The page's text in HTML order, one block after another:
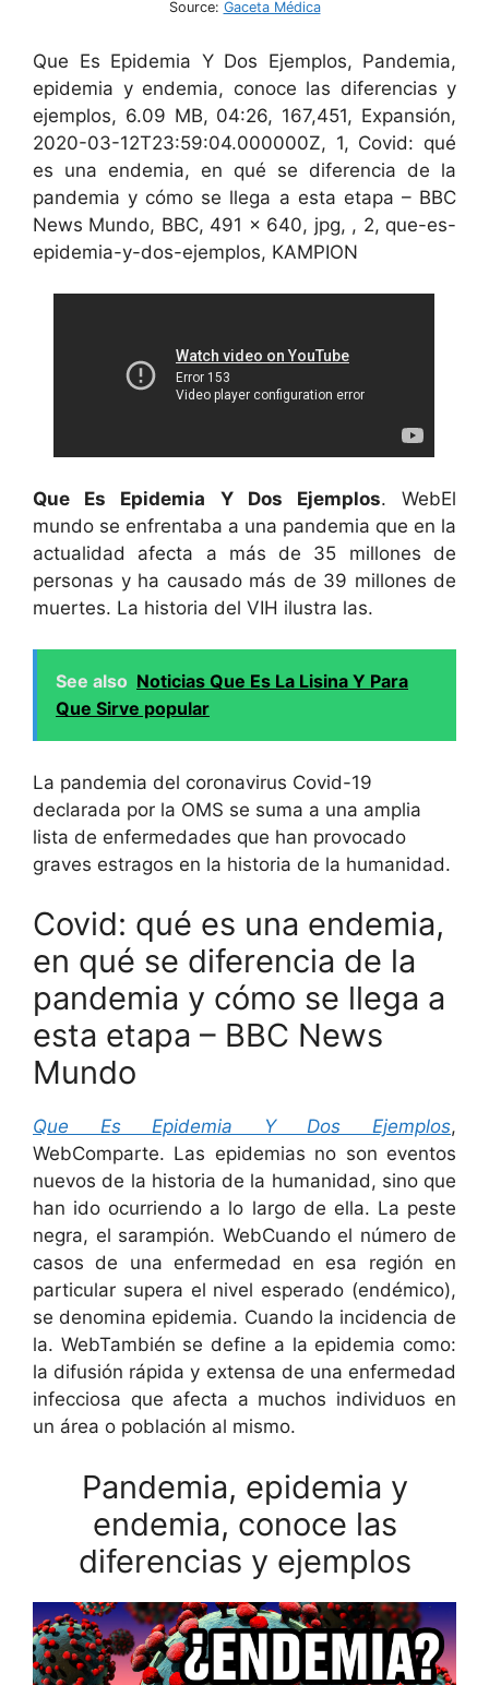
Source: Gaceta Médica
Que Es Epidemia Y Dos Ejemplos, Pandemia,
epidemia y endemia, conoce las diferencias y
ejemplos, 6.09 MB, 04:26, 167,451, Expansión,
2020-03-12T23:59:04.000000Z, 1, Covid: qué
es una endemia, en qué se diferencia de la
pandemia y cómo se llega a esta etapa – BBC
News Mundo, BBC, 491 x 640, jpg, , 2, que-es-
epidemia-y-dos-ejemplos, KAMPION
Que Es Epidemia Y Dos Ejemplos. WebEl
mundo se enfrentaba a una pandemia que en la
actualidad afecta a más de 35 millones de
personas y ha causado más de 39 millones de
muertes. La historia del VIH ilustra las.
See also Noticias Que Es La Lisina Y Para
Que Sirve popular
La pandemia del coronavirus Covid-19
declarada por la OMS se suma a una amplia
lista de enfermedades que han provocado
graves estragos en la historia de la humanidad.
Covid: qué es una endemia,
en qué se diferencia de la
pandemia y cómo se llega a
esta etapa – BBC News
Mundo
Que Es Epidemia Y Dos Ejemplos,
WebComparte. Las epidemias no son eventos
nuevos de la historia de la humanidad, sino que
han ido ocurriendo a lo largo de ella. La peste
negra, el sarampión. WebCuando el número de
casos de una enfermedad en esa región en
particular supera el nivel esperado (endémico),
se denomina epidemia. Cuando la incidencia de
la. WebTambién se define a la epidemia como:
la difusión rápida y extensa de una enfermedad
infecciosa que afecta a muchos individuos en
un área o población al mismo.
Pandemia, epidemia y
endemia, conoce las
diferencias y ejemplos